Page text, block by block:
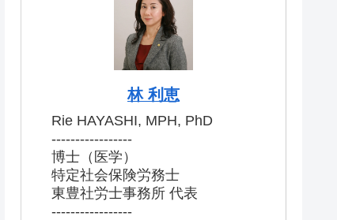
林 利恵
Rie HAYASHI, MPH, PhD
-----------------
博士（医学）
特定社会保険労務士
東豊社労士事務所 代表
-----------------